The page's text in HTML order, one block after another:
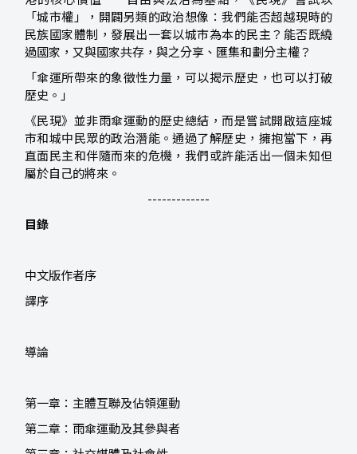
「城市權」，開闢另類的政治想像：我們能否超越現時的
民族國家體制，發展出一套以城市為本的民主？能否既繞
過國家，又與國家共存，與之分享、匯集和劃分主權？
「傘運所帶來的象徵性力量，可以揭示歷史，也可以打破
歷史。」
《民現》並非雨傘運動的歷史總結，而是嘗試開啟這座城
市和城中民眾的政治潛能。通過了解歷史，擁抱當下，再
直面民主和伴隨而來的危機，我們或許能活出一個未知但
屬於自己的將來。
-------------
目錄
中文版作者序
譯序
導論
第一章：主體互聯及佔領運動
第二章：雨傘運動及其參與者